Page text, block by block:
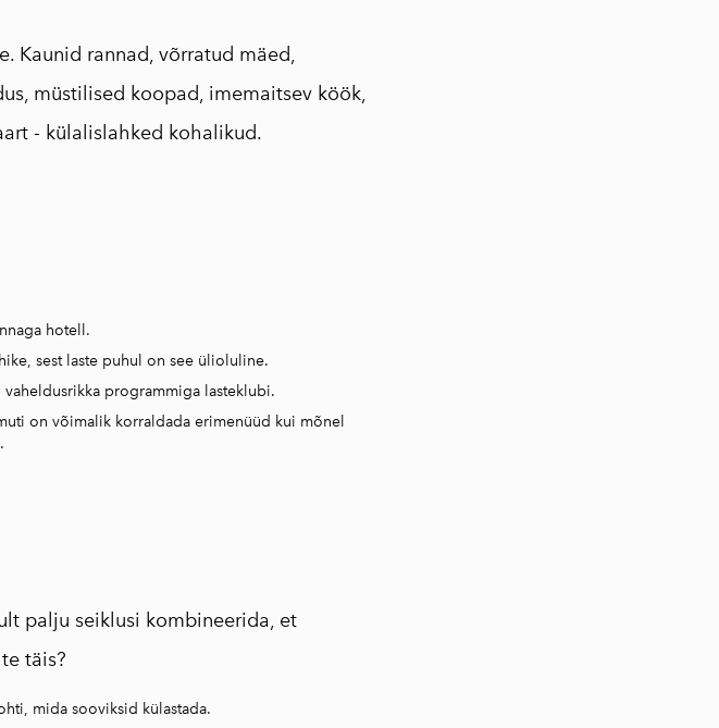
Traditsiooniline
oliiviõliseep
(Vassilakis Estate)
Maitseained,
Reisiraamat "Muna
seiklused Kreekas"
Inspireeriv
haikukogu "Kreeka
Kaunid rannad, võrratud mäed,
müstilised koopad, imemaitsev köök,
- külalislahked kohalikud.
hotell.
sest laste puhul on see ülioluline.
programmiga lasteklubi.
on võimalik korraldada erimenüüd kui mõnel
palju seiklusi kombineerida, et
täis?
mida sooviksid külastada.